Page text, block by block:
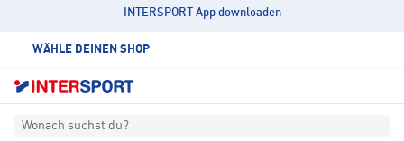
INTERSPORT App downloaden
WÄHLE DEINEN SHOP
Wonach suchst du?